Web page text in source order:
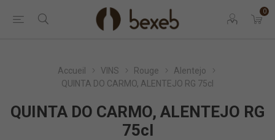
0
Accueil VINS Rouge
Alentejo
QUINTA DO CARMO, ALENTEJO RG 75cl
QUINTA DO CARMO, ALENTEJO RG
75cl